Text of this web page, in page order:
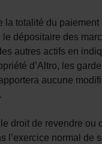
la totalité du
dépositaire des
autres actifs en
d’Altro, les
aucune
droit de revendre ou
l’exercice normal de